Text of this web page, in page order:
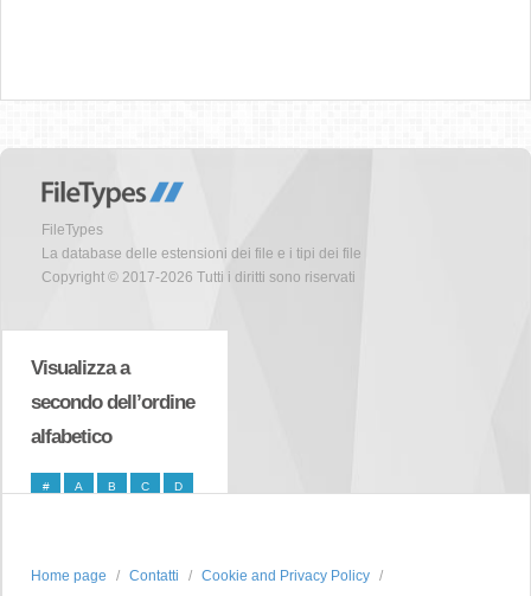
FileTypes
La database delle estensioni dei file e i tipi dei file
Copyright © 2017-2026 Tutti i diritti sono riservati
Visualizza a
secondo dell’ordine
alfabetico
# A B C D
Home page Contatti Cookie and Privacy Policy